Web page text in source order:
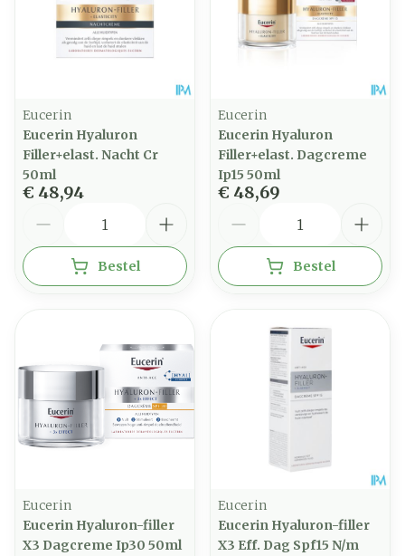
Eucerin
Eucerin Hyaluron
Filler+elast. Nacht Cr
50ml
€ 48,94
Bestel
Eucerin
Eucerin Hyaluron
Filler+elast. Dagcreme
Ip15 50ml
€ 48,69
Bestel
Eucerin
Eucerin Hyaluron-filler
X3 Dagcreme Ip30 50ml
Eucerin
Eucerin Hyaluron-filler
X3 Eff. Dag Spf15 N/m